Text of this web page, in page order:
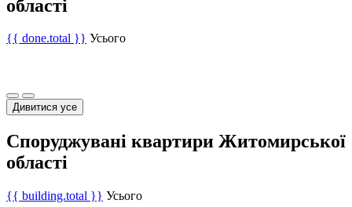
області
{{ done.total }} Усього
Дивитися усе
Споруджувані квартири Житомирської
області
{{ building.total }} Усього